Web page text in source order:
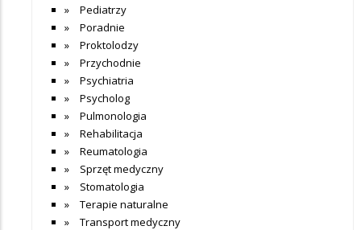
Pediatrzy
Poradnie
Proktolodzy
Przychodnie
Psychiatria
Psycholog
Pulmonologia
Rehabilitacja
Reumatologia
Sprzęt medyczny
Stomatologia
Terapie naturalne
Transport medyczny